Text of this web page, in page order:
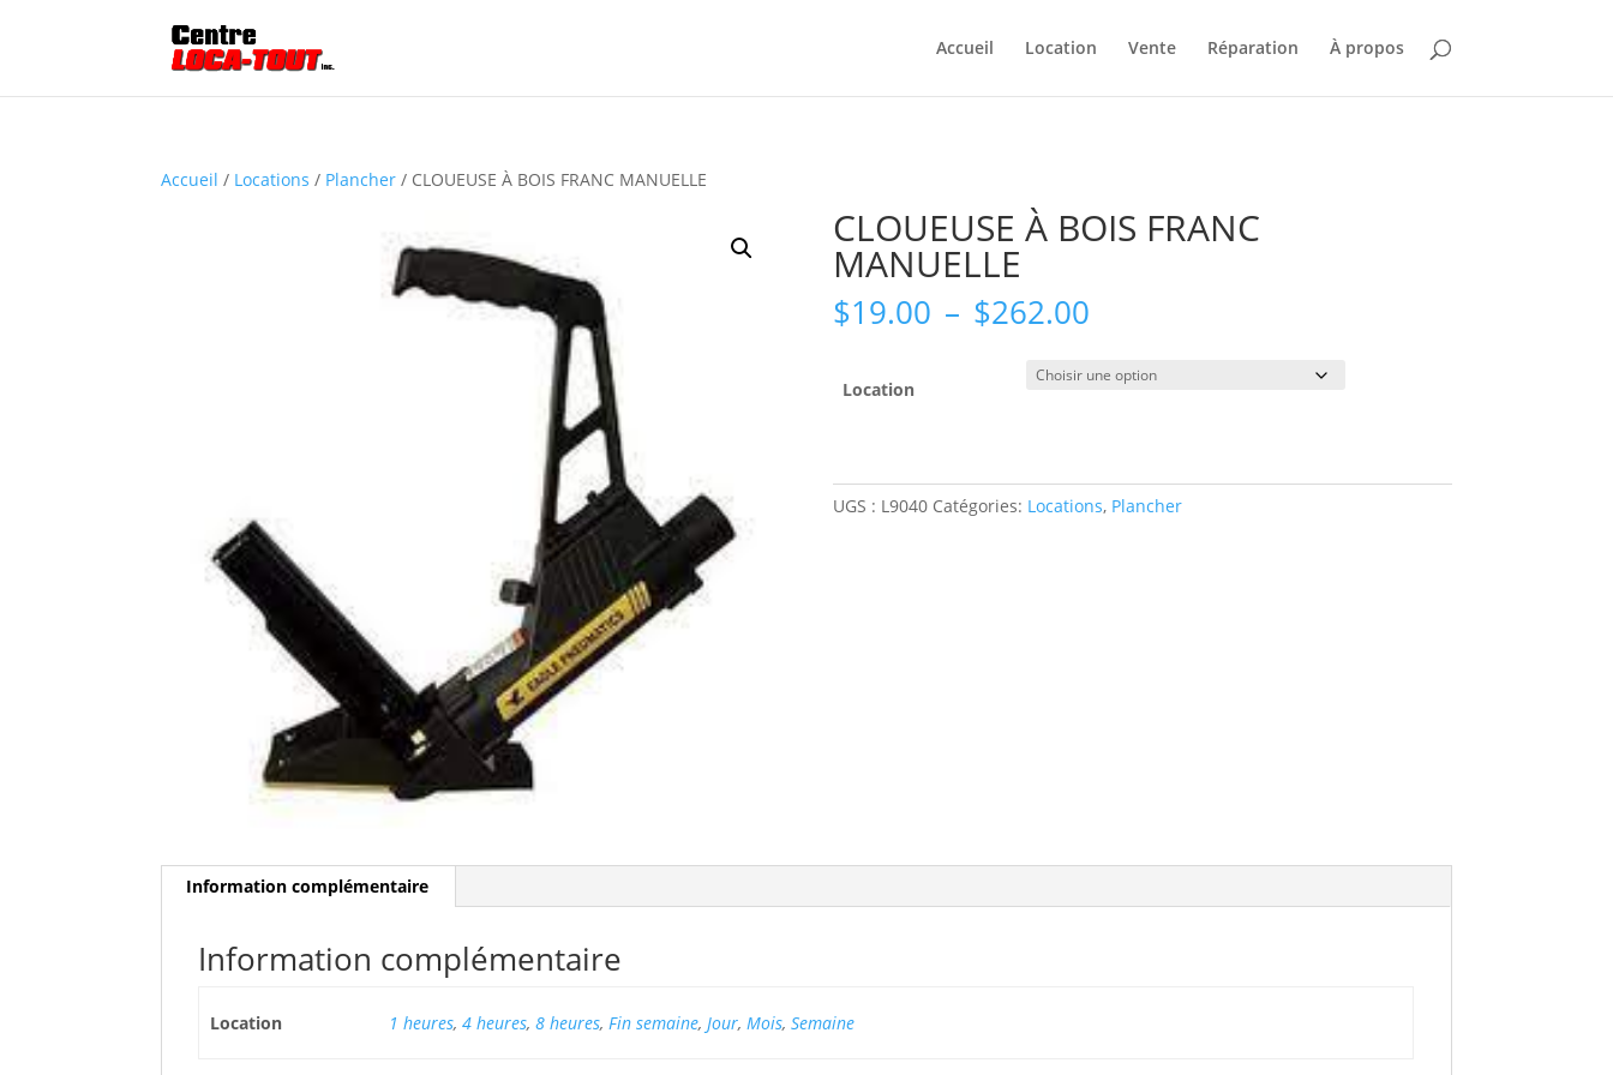
Accueil Location Vente Réparation À propos
Accueil / Locations / Plancher / CLOUEUSE À BOIS FRANC MANUELLE
CLOUEUSE À BOIS FRANC
MANUELLE
$19.00 – $262.00Plage
prix :
$19.00
Location
UGS : L9040 Catégories: Locations, Plancher
Information complémentaire
Information complémentaire
Location 1 heures, 4 heures, 8 heures, Fin semaine, Jour, Mois, Semaine